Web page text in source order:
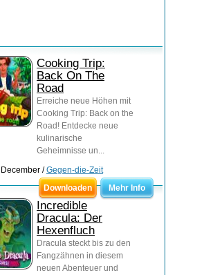
Cooking Trip:
Back On The
Road
Erreiche neue Höhen mit
Cooking Trip: Back on the
Road! Entdecke neue
kulinarische
Geheimnisse un...
December /Gegen-die-Zeit
Downloaden
Mehr Info
Incredible
Dracula: Der
Hexenfluch
Dracula steckt bis zu den
Fangzähnen in diesem
neuen Abenteuer und